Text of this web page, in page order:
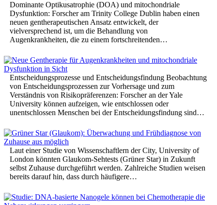
Dominante Optikusatrophie (DOA) und mitochondriale
Dysfunktion: Forscher am Trinity College Dublin haben einen
neuen gentherapeutischen Ansatz entwickelt, der
vielversprechend ist, um die Behandlung von
Augenkrankheiten, die zu einem fortschreitenden…
Entscheidungsprozesse und Entscheidungsfindung Beobachtung
von Entscheidungsprozessen zur Vorhersage und zum
Verständnis von Risikopräferenzen: Forscher an der Yale
University können aufzeigen, wie entschlossen oder
unentschlossen Menschen bei der Entscheidungsfindung sind…
Laut einer Studie von Wissenschaftlern der City, University of
London könnten Glaukom-Sehtests (Grüner Star) in Zukunft
selbst Zuhause durchgeführt werden. Zahlreiche Studien weisen
bereits darauf hin, dass durch häufigere…